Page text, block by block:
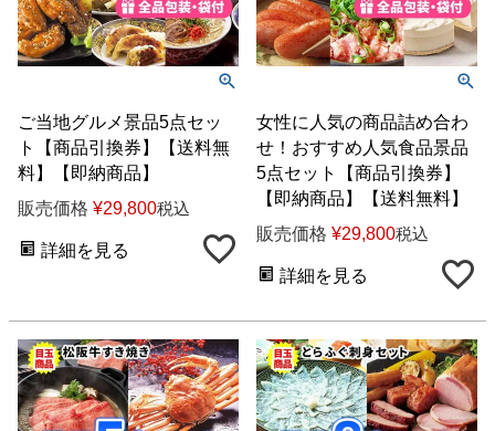
ご当地グルメ景品5点セッ
ト【商品引換券】【送料無
料】【即納商品】
販売価格 ¥29,800税込
詳細を見る
女性に人気の商品詰め合わ
せ！おすすめ人気食品景品
5点セット【商品引換券】
【即納商品】【送料無料】
販売価格 ¥29,800税込
詳細を見る